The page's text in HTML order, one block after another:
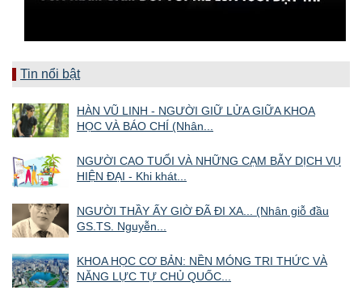
Tin nổi bật
HÀN VŨ LINH - NGƯỜI GIỮ LỬA GIỮA KHOA
HỌC VÀ BÁO CHÍ (Nhân...
NGƯỜI CAO TUỔI VÀ NHỮNG CẠM BẪY DỊCH VỤ
HIỆN ĐẠI - Khi khát...
NGƯỜI THẦY ẤY GIỜ ĐÃ ĐI XA... (Nhân giỗ đầu
GS.TS. Nguyễn...
KHOA HỌC CƠ BẢN: NỀN MÓNG TRI THỨC VÀ
NĂNG LỰC TỰ CHỦ QUỐC...